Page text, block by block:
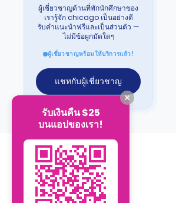
ผู้เชี่ยวชาญด้านที่พักนักศึกษาของ
เรารู้จัก chicago เป็นอย่างดี
รับคำแนะนำฟรีและเป็นส่วนตัว —
ไม่มีข้อผูกมัดใดๆ
ผู้เชี่ยวชาญพร้อมให้บริการแล้ว!
แชทกับผู้เชี่ยวชาญ
รับเงินคืน $25
บนแอปของเรา!